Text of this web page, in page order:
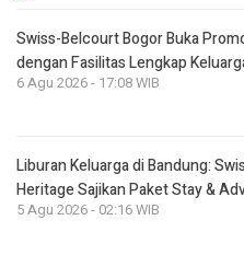
Swiss-Belcourt Bogor Buka
dengan Fasilitas Lengkap
6 Agu 2026 - 17:08 WIB
Liburan Keluarga di Bandung:
Heritage Sajikan Paket Stay &
5 Agu 2026 - 02:16 WIB